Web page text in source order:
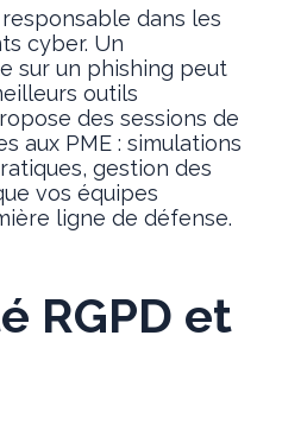
dans les
cyber. Un
sur un phishing peut
outils
des sessions de
aux PME : simulations
gestion des
vos équipes
ligne de défense.
RGPD et